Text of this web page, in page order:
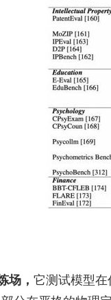
场， 它测试模型